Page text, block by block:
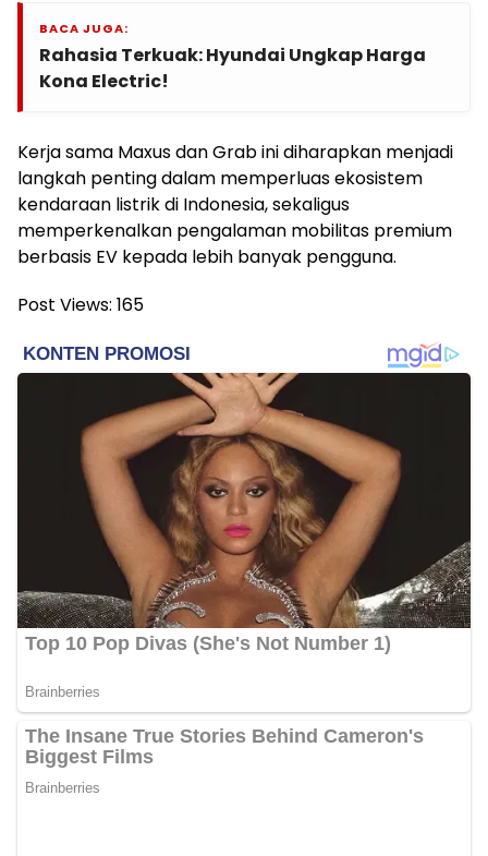
BACA JUGA:
Rahasia Terkuak: Hyundai Ungkap Harga
Kona Electric!
Kerja sama Maxus dan Grab ini diharapkan menjadi
langkah penting dalam memperluas ekosistem
kendaraan listrik di Indonesia, sekaligus
memperkenalkan pengalaman mobilitas premium
berbasis EV kepada lebih banyak pengguna.
Post Views: 165